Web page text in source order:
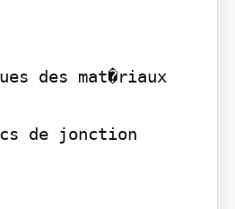
des mat�riaux
de jonction